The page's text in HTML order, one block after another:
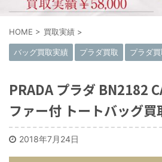
HOME > 買取実績 >
バッグ買取実績 プラダ買取 プラダ
PRADA プラダ BN2182
ファー付 トートバッグ買
2018年7月24日